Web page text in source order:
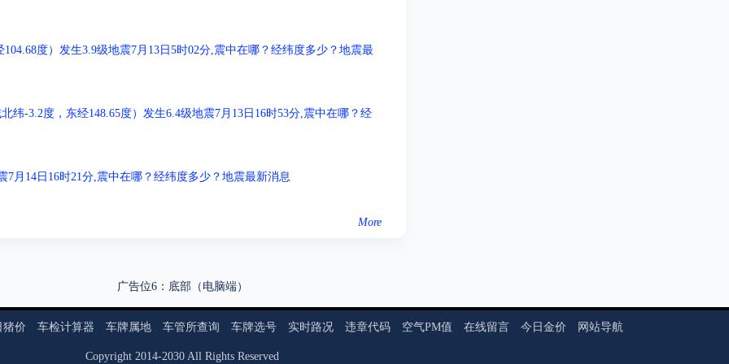
度）发生3.9级地震7月13日5时02分,震中在哪？经纬度多少？地震最
纬-3.2度，东经148.65度）发生6.4级地震7月13日16时53分,震中在哪？经
月14日16时21分,震中在哪？经纬度多少？地震最新消息
More
广告位6：底部（电脑端）
猪价 车检计算器 车牌属地 车管所查询 车牌选号 实时路况 违章代码 空气PM值 在线留言 今日金价 网站导航
Copyright 2014-2030 All Rights Reserved